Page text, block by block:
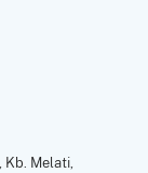
Kb. Melati,